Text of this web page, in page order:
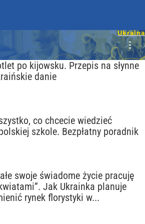
po kijowsku. Przepis na słynne
danie
co chcecie wiedzieć
szkole. Bezpłatny poradnik
swoje świadome życie pracuję
Jak Ukrainka planuje
rynek florystyki w...